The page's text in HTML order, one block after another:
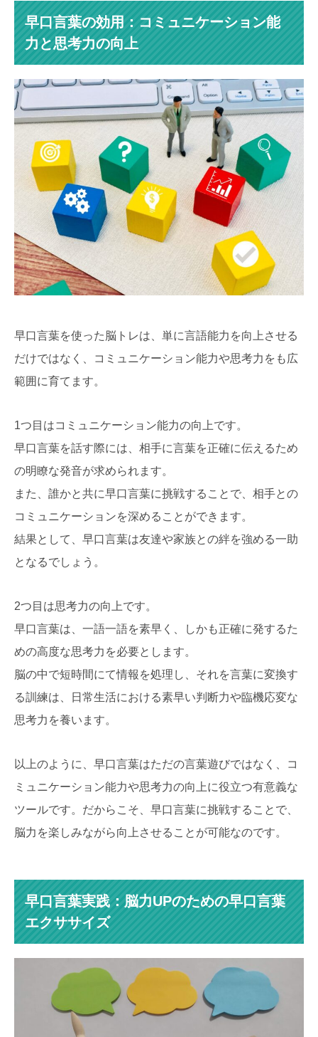
早口言葉の効用：コミュニケーション能
力と思考力の向上
早口言葉を使った脳トレは、単に言語能力を向上させる
だけではなく、コミュニケーション能力や思考力をも広
範囲に育てます。
1つ目はコミュニケーション能力の向上です。
早口言葉を話す際には、相手に言葉を正確に伝えるため
の明瞭な発音が求められます。
また、誰かと共に早口言葉に挑戦することで、相手との
コミュニケーションを深めることができます。
結果として、早口言葉は友達や家族との絆を強める一助
となるでしょう。
2つ目は思考力の向上です。
早口言葉は、一語一語を素早く、しかも正確に発するた
めの高度な思考力を必要とします。
脳の中で短時間にて情報を処理し、それを言葉に変換す
る訓練は、日常生活における素早い判断力や臨機応変な
思考力を養います。
以上のように、早口言葉はただの言葉遊びではなく、コ
ミュニケーション能力や思考力の向上に役立つ有意義な
ツールです。だからこそ、早口言葉に挑戦することで、
脳力を楽しみながら向上させることが可能なのです。
早口言葉実践：脳力UPのための早口言葉
エクササイズ